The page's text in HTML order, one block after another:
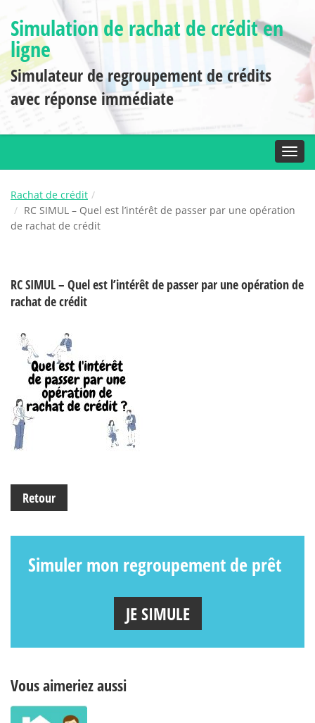
Simulation de rachat de crédit en
ligne
Simulateur de regroupement de crédits
avec réponse immédiate
Rachat de crédit
RC SIMUL – Quel est l’intérêt de passer par une opération
de rachat de crédit
RC SIMUL – Quel est l’intérêt de passer par une opération de
rachat de crédit
Retour
Simuler mon regroupement de prêt
JE SIMULE
Vous aimeriez aussi